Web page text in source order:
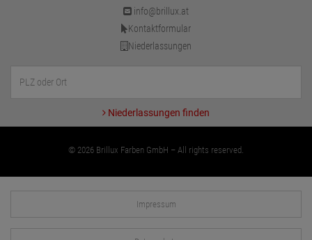
info@brillux.at
Kontaktformular
Niederlassungen
Niederlassungen finden
© 2026 Brillux Farben GmbH – All rights reserved.
Impressum